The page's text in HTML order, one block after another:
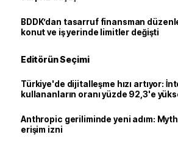
BDDK’dan tasarruf finansman
konut ve iş yerinde limitler değişti
Editörün Seçimi
Türkiye'de dijitalleşme hızı artıyor:
kullananların oranı yüzde 92,3'e
Anthropic geriliminde yeni adım:
erişim izni